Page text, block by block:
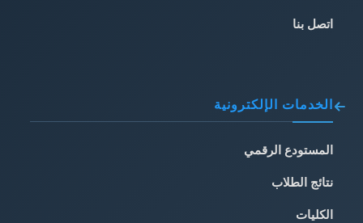
اتصل بنا
الخدمات الإلكترونية
المستودع الرقمي
نتائج الطلاب
الكليات